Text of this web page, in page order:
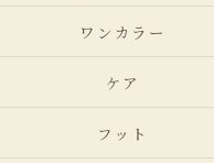
ワンカラー
ケア
フット